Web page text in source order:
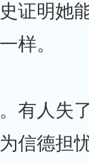
证明她
样。
有人失
信德担